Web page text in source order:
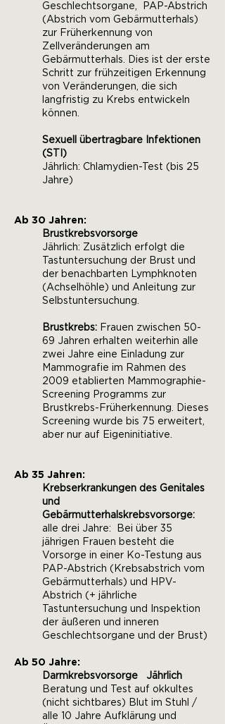
Geschlechtsorgane, PAP-Abstrich
(Abstrich vom Gebärmutterhals)
zur Früherkennung von
Zellveränderungen am
Gebärmutterhals. Dies ist der erste
Schritt zur frühzeitigen Erkennung
von Veränderungen, die sich
langfristig zu Krebs entwickeln
können.
Sexuell übertragbare Infektionen
(STI)
Jährlich: Chlamydien-Test (bis 25
Jahre)
Ab 30 Jahren:
Brustkrebsvorsorge
Jährlich: Zusätzlich erfolgt die
Tastuntersuchung der Brust und
der benachbarten Lymphknoten
(Achselhöhle) und Anleitung zur
Selbstuntersuchung.
Brustkrebs: Frauen zwischen 50-
69 Jahren erhalten weiterhin alle
zwei Jahre eine Einladung zur
Mammografie im Rahmen des
2009 etablierten Mammographie-
Screening Programms zur
Brustkrebs-Früherkennung. Dieses
Screening wurde bis 75 erweitert,
aber nur auf Eigeninitiative.
Ab 35 Jahren:
Krebserkrankungen des Genitales
und
Gebärmutterhalskrebsvorsorge:
alle drei Jahre: Bei über 35
jährigen Frauen besteht die
Vorsorge in einer Ko-Testung aus
PAP-Abstrich (Krebsabstrich vom
Gebärmutterhals) und HPV-
Abstrich (+ jährliche
Tastuntersuchung und Inspektion
der äußeren und inneren
Geschlechtsorgane und der Brust)
Ab 50 Jahre:
Darmkrebsvorsorge Jährlich
Beratung und Test auf okkultes
(nicht sichtbares) Blut im Stuhl /
alle 10 Jahre Aufklärung und